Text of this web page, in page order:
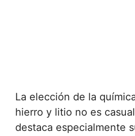
La elección de la
hierro y litio no es
destaca especialmente